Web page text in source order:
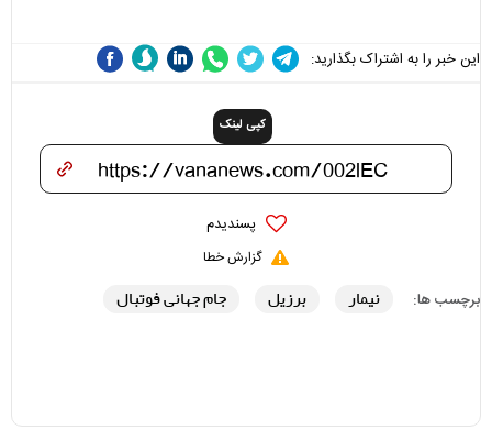
این خبر را به اشتراک بگذارید:
کپی لینک
پسندیدم
گزارش خطا
برچسب ها: نیمار برزیل جام جهانی فوتبال